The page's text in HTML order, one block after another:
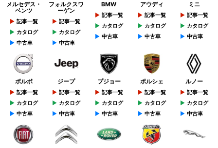
メルセデス・
ベンツ
記事一覧
カタログ
中古車
フォルクスワ
ーゲン
記事一覧
カタログ
中古車
BMW
記事一覧
カタログ
中古車
アウディ
記事一覧
カタログ
中古車
ミニ
記事一覧
カタログ
中古車
ボルボ
記事一覧
カタログ
中古車
ジープ
記事一覧
カタログ
中古車
プジョー
記事一覧
カタログ
中古車
ポルシェ
記事一覧
カタログ
中古車
ルノー
記事一覧
カタログ
中古車